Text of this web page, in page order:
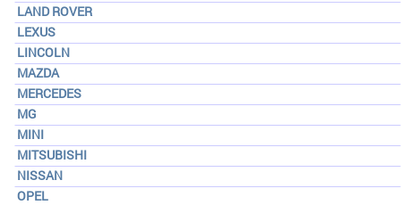
LAND ROVER
LEXUS
LINCOLN
MAZDA
MERCEDES
MG
MINI
MITSUBISHI
NISSAN
OPEL